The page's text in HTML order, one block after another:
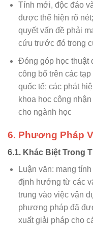
Tính mới, độc đáo
được thể hiện rõ
quyết vấn đề phải
cứu trước đó trong
Đóng góp học thuật
công bố trên các
quốc tế; các phát
khoa học công
cho ngành học
6. Phương Pháp
6.1. Khác Biệt Trong
Luận văn: mang
định hướng từ các
trung vào việc vận
phương pháp đã
xuất giải pháp cho